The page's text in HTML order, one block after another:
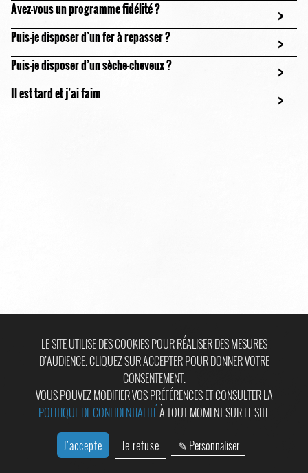
Avez-vous un programme fidélité ? >
Puis-je disposer d’un fer à repasser ? >
Puis-je disposer d’un sèche-cheveux ? >
Il est tard et j’ai faim >
LE SITE UTILISE DES COOKIES POUR RÉALISER DES MESURES
D’AUDIENCE. CLIQUEZ SUR ACCEPTER POUR DONNER VOTRE
CONSENTEMENT.
VOUS POUVEZ MODIFIER VOS PRÉFÉRENCES ET CONSULTER LA
POLITIQUE DE CONFIDENTIALITÉÀ TOUT MOMENT SUR LE SITE
J'accepte
Je refuse ✎ Personnaliser